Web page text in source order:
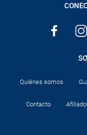
Quiénes somos
Contacto